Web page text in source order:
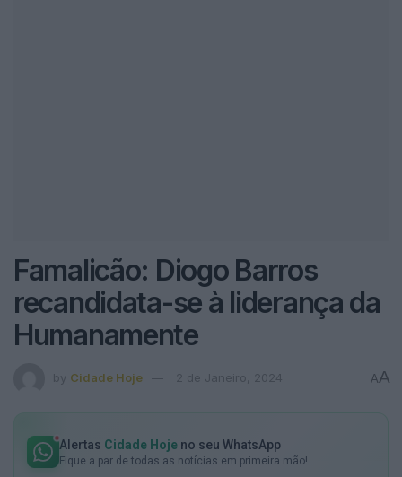
Famalicão: Diogo Barros
recandidata-se à liderança da
Humanamente
by Cidade Hoje 2 de Janeiro, 2024 AA
Alertas Cidade Hoje no seu WhatsApp
Fique a par de todas as notícias em primeira mão!